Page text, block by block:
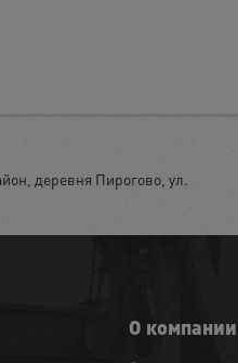
деревня Пирогово, ул.
О компании